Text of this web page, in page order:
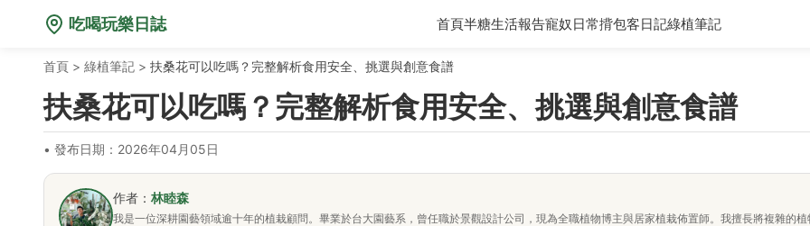
吃喝玩樂日誌 首頁半糖生活報告寵奴日常揹包客日記綠植筆記
首頁 > 綠植筆記 > 扶桑花可以吃嗎？完整解析食用安全、挑選與創意食譜
扶桑花可以吃嗎？完整解析食用安全、挑選與創意食譜
• 發布日期：2026年04月05日
作者： 林睦森
我是一位深耕園藝領域逾十年的植栽顧問。畢業於台大園藝系，曾任職於景觀設計公司，現為全職植物博主與居家植栽佈置師。我擅長將複雜的